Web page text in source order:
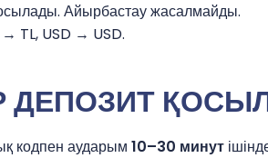
Айырбастау жасалмайды.
TL, USD → USD.
ДЕПОЗИТ
кодпен аударым 10–30 минут